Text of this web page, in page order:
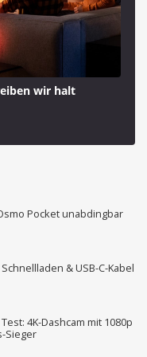
wir halt
Pocket unabdingbar
& USB-C-Kabel
4K-Dashcam mit 1080p
Sieger